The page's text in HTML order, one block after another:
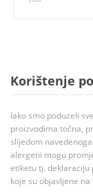
Korištenje
Iako smo poduzeli
proizvodima točna,
slijedom
alergeni mogu
etiketu tj. deklaraciju
koje su objavljene